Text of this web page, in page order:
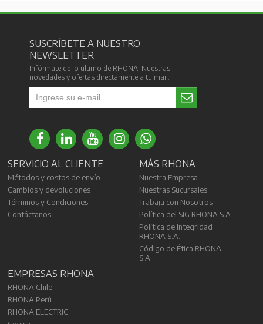
SUSCRÍBETE A NUESTRO
NEWSLETTER
Infórmate de lo último de RHONA. Nuestras
novedades y ofertas directamente a tu mail.
SERVICIO AL CLIENTE
Métodos y costos de envío
Cambios y devoluciones
Términos y Condiciones
Contáctanos
MÁS RHONA
Nuestra Empresa
Nuestras Sucursales
Trabaja con Nosotros
Política del SIG RHONA S.A.
Política de Integridad
RHONA S.A.
Código de Ética RHONA
S.A.
EMPRESAS RHONA
RHONA Chile
RHONA Perú
RHONA ELECTRIC